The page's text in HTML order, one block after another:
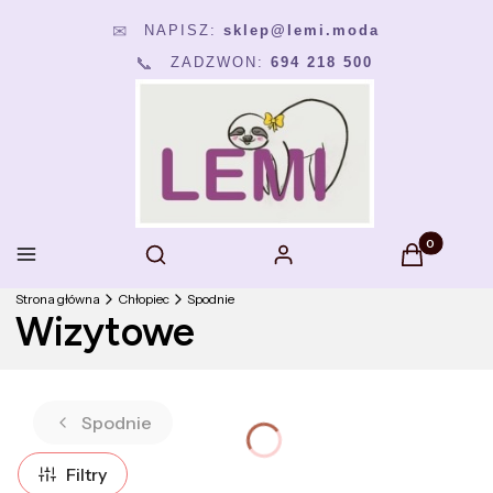
✉ NAPISZ: sklep@lemi.moda
📞 ZADZWON: 694 218 500
Menu Otwórz wyszukiwarkę
Szukaj Zaloguj się Produkty w
Koszyk
Strona główna Chłopiec Spodnie
Wizytowe
Spodnie
Filtry